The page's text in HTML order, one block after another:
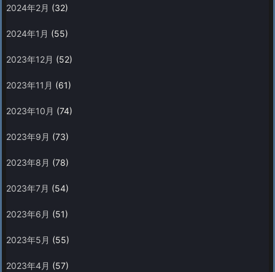
2024年2月 (32)
2024年1月 (55)
2023年12月 (52)
2023年11月 (61)
2023年10月 (74)
2023年9月 (73)
2023年8月 (78)
2023年7月 (54)
2023年6月 (51)
2023年5月 (55)
2023年4月 (57)